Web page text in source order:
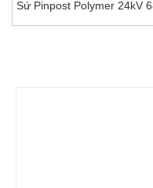
Sứ Pinpost Polymer 24kV